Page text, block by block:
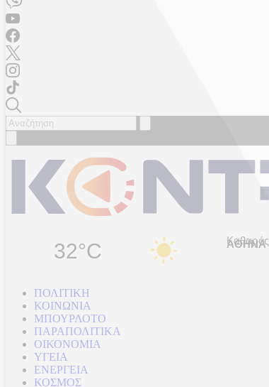
32°C Καθαρός
ΠΟΛΙΤΙΚΗ
ΚΟΙΝΩΝΙΑ
ΜΠΟΥΡΛΟΤΟ
ΠΑΡΑΠΟΛΙΤΙΚΑ
ΟΙΚΟΝΟΜΙΑ
ΥΓΕΙΑ
ΕΝΕΡΓΕΙΑ
ΚΟΣΜΟΣ